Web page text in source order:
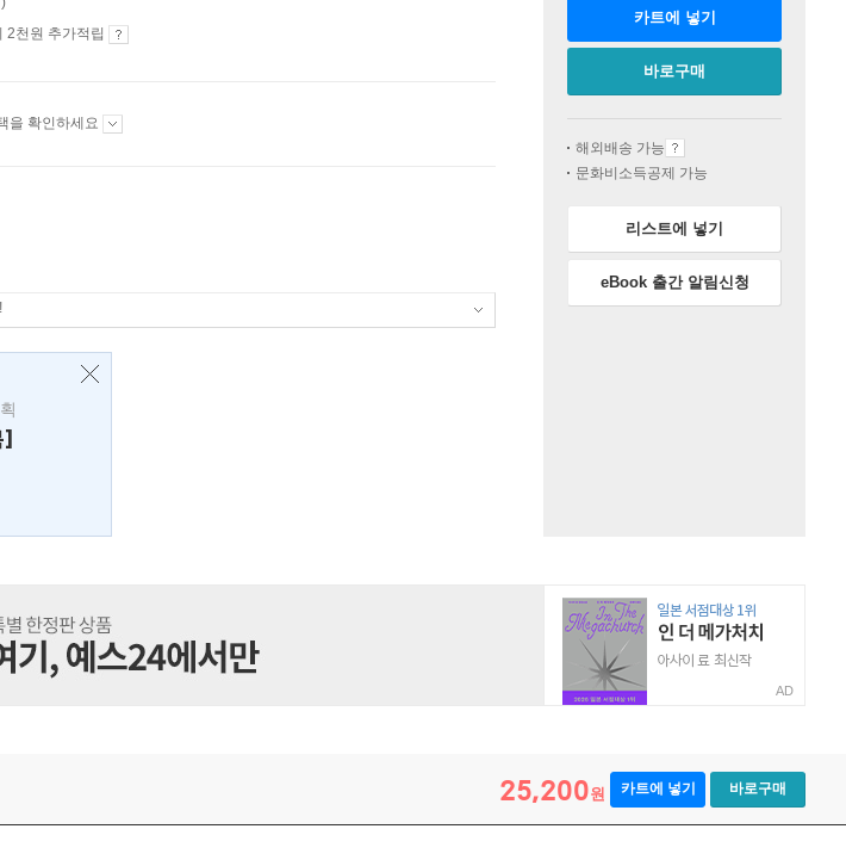
2천원 추가적립
을 확인하세요
카트에 넣기
바로구매
해외배송 가능
문화비소득공제 가능
리스트에 넣기
eBook 출간 알림신청
AD
25,200원 카트에 넣기 바로구매